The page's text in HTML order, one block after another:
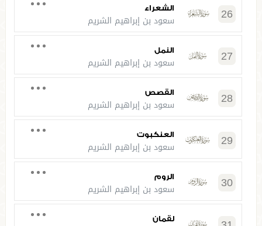
26 الشعراء
سعود بن إبراهيم الشريم
27 النمل
سعود بن إبراهيم الشريم
28 القصص
سعود بن إبراهيم الشريم
29 العنكبوت
سعود بن إبراهيم الشريم
30 الروم
سعود بن إبراهيم الشريم
لقمان